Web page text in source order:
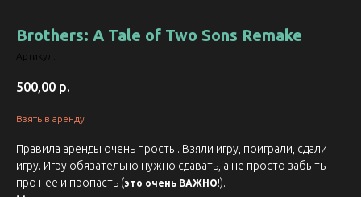
Brothers: A Tale of Two Sons Remake
Артикул:
500,00 р.
Взять в аренду
Правила аренды очень просты. Взяли игру, поиграли, сдали
игру. Игру обязательно нужно сдавать, а не просто забыть
про нее и пропасть (это очень ВАЖНО!).